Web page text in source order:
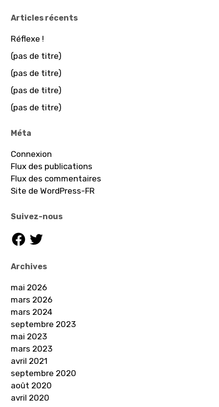
Articles récents
Réflexe !
(pas de titre)
(pas de titre)
(pas de titre)
(pas de titre)
Méta
Connexion
Flux des publications
Flux des commentaires
Site de WordPress-FR
Suivez-nous
Facebook
Twitter
Archives
mai 2026
mars 2026
mars 2024
septembre 2023
mai 2023
mars 2023
avril 2021
septembre 2020
août 2020
avril 2020